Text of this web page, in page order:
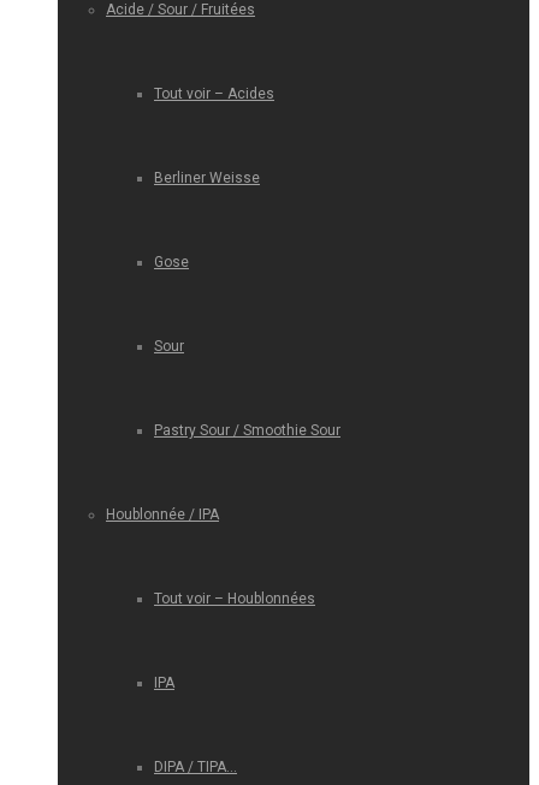
Acide / Sour / Fruitées
Tout voir – Acides
Berliner Weisse
Gose
Sour
Pastry Sour / Smoothie Sour
Houblonnée / IPA
Tout voir – Houblonnées
IPA
DIPA / TIPA…